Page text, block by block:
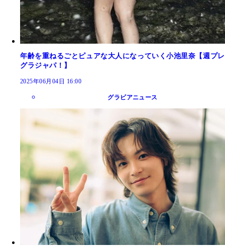
年齢を重ねるごとピュアな大人になっていく小池里奈【週プレ
グラジャパ！】
2025年06月04日 16:00
グラビアニュース